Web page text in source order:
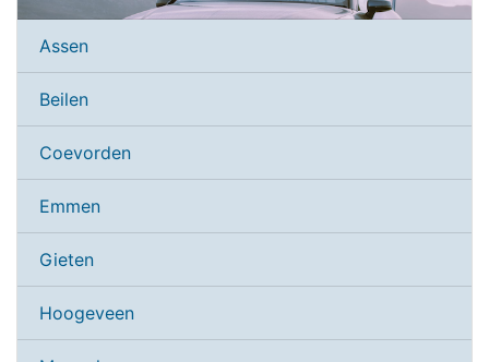
Assen
Beilen
Coevorden
Emmen
Gieten
Hoogeveen